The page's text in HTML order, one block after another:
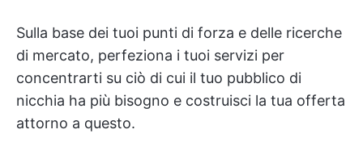
Sulla base dei tuoi punti di forza e delle ricerche
di mercato, perfeziona i tuoi servizi per
concentrarti su ciò di cui il tuo pubblico di
nicchia ha più bisogno e costruisci la tua offerta
attorno a questo.